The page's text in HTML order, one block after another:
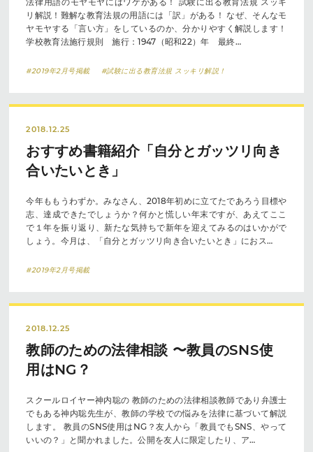
リ解説！難解な教育法規の用語には「訳」がある！ なぜ、そんなモ
ヤモヤする「言い方」をしているのか、分かりやすく解説します！
学校教育法施行規則 施行：1947（昭和22）年 最終…
#2019年2月号掲載 #試験に出る教育法規 スッキリ解説！
2018.12.25
おすすめ書籍紹介「自分とガッツリ向き
合いたいとき」
今年ももうわずか。みなさん、2018年初めに立てたであろう目標や
志、達成できたでしょうか？何かと慌しい年末ですが、あえてここ
で１年を振り返り、新たな気持ちで新年を迎えてみるのはいかがで
しょう。今月は、「自分とガッツリ向き合いたいとき」におス…
#2019年2月号掲載
2018.12.25
教師のための法律相談 〜教員のSNS使
用はNG？
スクールロイヤー神内聡の 教師のための法律相談教師であり弁護士
でもある神内聡先生が、教師の学校での悩みを法律に基づいて解説
します。 教員のSNS使用はNG？友人から「教員でもSNS、やって
いいの？」と聞かれました。公開を友人に限定したり、ア…